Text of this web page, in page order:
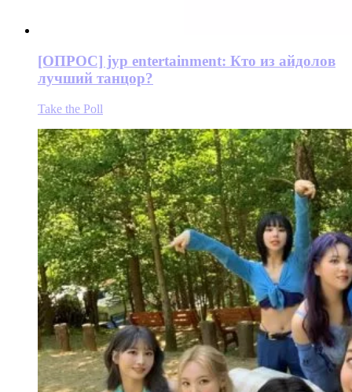
[ОПРОС] jyp entertainment: Кто из айдолов
лучший танцор?
Take the Poll